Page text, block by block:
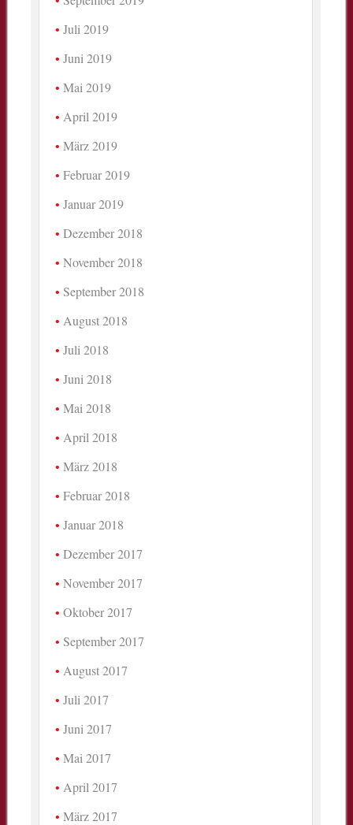
Juli 2019
Juni 2019
Mai 2019
April 2019
März 2019
Februar 2019
Januar 2019
Dezember 2018
November 2018
September 2018
August 2018
Juli 2018
Juni 2018
Mai 2018
April 2018
März 2018
Februar 2018
Januar 2018
Dezember 2017
November 2017
Oktober 2017
September 2017
August 2017
Juli 2017
Juni 2017
Mai 2017
April 2017
März 2017